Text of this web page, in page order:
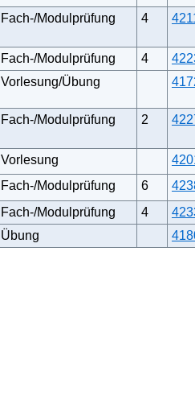
Fach-/Modulprüfung 4
Fach-/Modulprüfung 4
Vorlesung/Übung
Fach-/Modulprüfung 2
Vorlesung
Fach-/Modulprüfung
6
Fach-/Modulprüfung 4
Übung